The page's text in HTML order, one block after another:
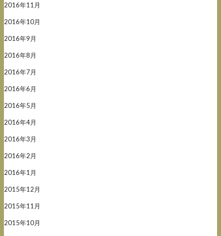
2016年11月
2016年10月
2016年9月
2016年8月
2016年7月
2016年6月
2016年5月
2016年4月
2016年3月
2016年2月
2016年1月
2015年12月
2015年11月
2015年10月